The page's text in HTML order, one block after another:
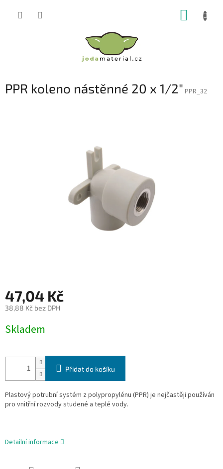
PPR koleno nástěnné 20 x 1/2" PPR_32
47,04 Kč
38,88 Kč bez DPH
cena:
Skladem
Přidat do košíku
Plastový potrubní systém z polypropylénu (PPR) je nejčastěji používán
pro vnitřní rozvody studené a teplé vody.
Detailní informace